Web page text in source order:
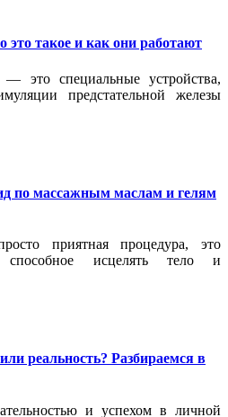
такое и как они работают
это специальные устройства,
предстательной железы
по массажным маслам и гелям
приятная процедура, это
способное исцелять тело и
реальность? Разбираемся в
и успехом в личной